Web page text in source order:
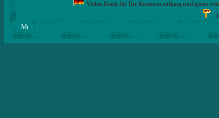
Vielen Dank für Ihr Kommen entlang und gerne